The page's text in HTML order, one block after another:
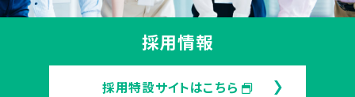
採用情報
採用特設サイトはこちら